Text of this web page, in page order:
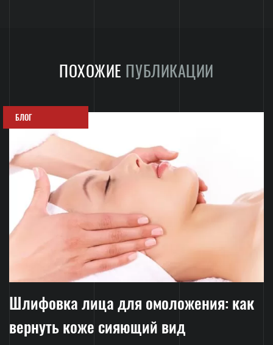
ПОХОЖИЕ ПУБЛИКАЦИИ
БЛОГ
Шлифовка лица для омоложения: как
вернуть коже сияющий вид